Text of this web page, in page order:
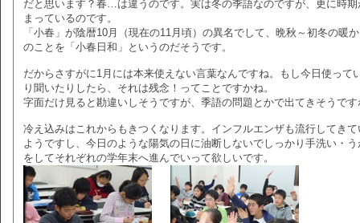
だと思います？春…は違うのです。実は冬の季語なのですが、更に時期
まっているのです。
「小春」が陰暦10月（現在の11月頃）の異名でして、晩秋～初冬の暖
のことを「小春日和」というのだそうです。
だからさすがに1月には本来使えない言葉なんですね。もし今日使って
り聞いたりしたら、それは残念！ってことですかね。
字面だけ見ると勘違いしそうですが、季語の問題とかで出てきそうです
冷え込みはこれからもきつくなります。インフルエンザも流行してきて
ようですし、今日のような陽気の日に油断しないでしっかり手洗い・う
をしてそれぞれの学年末へ進んでいって欲しいです。